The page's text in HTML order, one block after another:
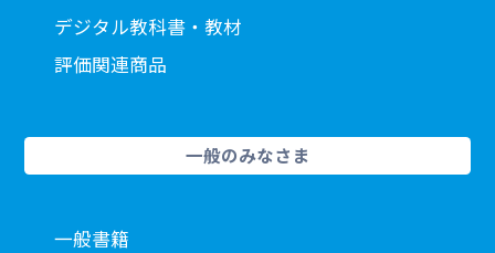
デジタル教科書・教材
評価関連商品
一般のみなさま
一般書籍